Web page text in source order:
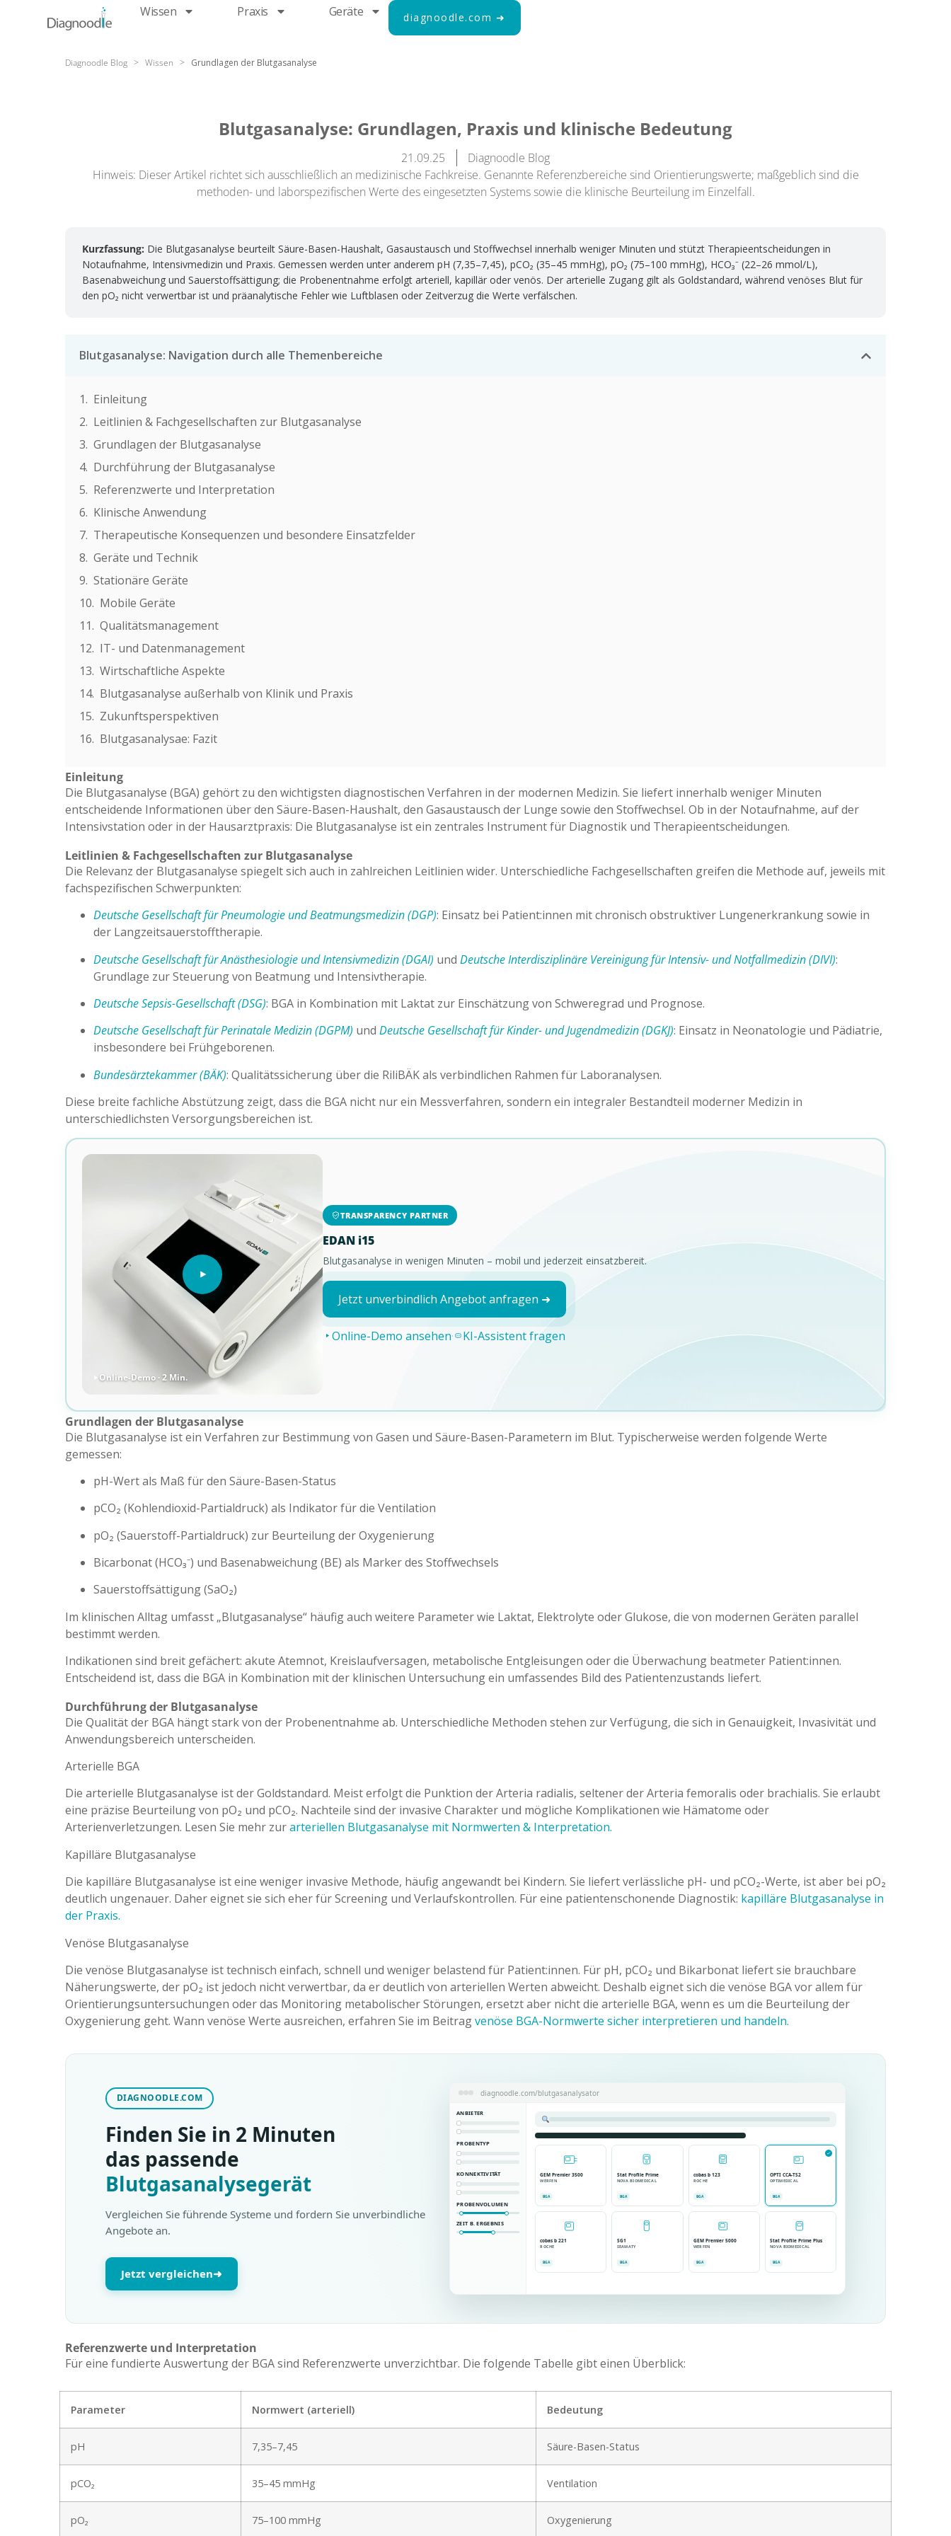
Wissen Praxis Geräte diagnoodle.com ➜
Diagnoodle Blog > Wissen > Grundlagen der Blutgasanalyse
Blutgasanalyse: Grundlagen, Praxis und klinische Bedeutung
21.09.25
Diagnoodle Blog
Hinweis: Dieser Artikel richtet sich ausschließlich an medizinische Fachkreise. Genannte Referenzbereiche sind Orientierungswerte; maßgeblich sind die
methoden- und laborspezifischen Werte des eingesetzten Systems sowie die klinische Beurteilung im Einzelfall.
Kurzfassung: Die Blutgasanalyse beurteilt Säure-Basen-Haushalt, Gasaustausch und Stoffwechsel innerhalb weniger Minuten und stützt Therapieentscheidungen in
Notaufnahme, Intensivmedizin und Praxis. Gemessen werden unter anderem pH (7,35–7,45), pCO₂ (35–45 mmHg), pO₂ (75–100 mmHg), HCO₃⁻ (22–26 mmol/L),
Basenabweichung und Sauerstoffsättigung; die Probenentnahme erfolgt arteriell, kapillär oder venös. Der arterielle Zugang gilt als Goldstandard, während venöses Blut für
den pO₂ nicht verwertbar ist und präanalytische Fehler wie Luftblasen oder Zeitverzug die Werte verfälschen.
Blutgasanalyse: Navigation durch alle Themenbereiche
Einleitung
Leitlinien & Fachgesellschaften zur Blutgasanalyse
Grundlagen der Blutgasanalyse
Durchführung der Blutgasanalyse
Referenzwerte und Interpretation
Klinische Anwendung
Therapeutische Konsequenzen und besondere Einsatzfelder
Geräte und Technik
Stationäre Geräte
Mobile Geräte
Qualitätsmanagement
IT- und Datenmanagement
Wirtschaftliche Aspekte
Blutgasanalyse außerhalb von Klinik und Praxis
Zukunftsperspektiven
Blutgasanalysae: Fazit
Einleitung
Die Blutgasanalyse (BGA) gehört zu den wichtigsten diagnostischen Verfahren in der modernen Medizin. Sie liefert innerhalb weniger Minuten
entscheidende Informationen über den Säure-Basen-Haushalt, den Gasaustausch der Lunge sowie den Stoffwechsel. Ob in der Notaufnahme, auf der
Intensivstation oder in der Hausarztpraxis: Die Blutgasanalyse ist ein zentrales Instrument für Diagnostik und Therapieentscheidungen.
Leitlinien & Fachgesellschaften zur Blutgasanalyse
Die Relevanz der Blutgasanalyse spiegelt sich auch in zahlreichen Leitlinien wider. Unterschiedliche Fachgesellschaften greifen die Methode auf, jeweils mit
fachspezifischen Schwerpunkten:
Deutsche Gesellschaft für Pneumologie und Beatmungsmedizin (DGP): Einsatz bei Patient:innen mit chronisch obstruktiver Lungenerkrankung sowie in
der Langzeitsauerstofftherapie.
Deutsche Gesellschaft für Anästhesiologie und Intensivmedizin (DGAI) und Deutsche Interdisziplinäre Vereinigung für Intensiv- und Notfallmedizin (DIVI):
Grundlage zur Steuerung von Beatmung und Intensivtherapie.
Deutsche Sepsis-Gesellschaft (DSG): BGA in Kombination mit Laktat zur Einschätzung von Schweregrad und Prognose.
Deutsche Gesellschaft für Perinatale Medizin (DGPM) und Deutsche Gesellschaft für Kinder- und Jugendmedizin (DGKJ): Einsatz in Neonatologie und Pädiatrie,
insbesondere bei Frühgeborenen.
Bundesärztekammer (BÄK): Qualitätssicherung über die RiliBÄK als verbindlichen Rahmen für Laboranalysen.
Diese breite fachliche Abstützung zeigt, dass die BGA nicht nur ein Messverfahren, sondern ein integraler Bestandteil moderner Medizin in
unterschiedlichsten Versorgungsbereichen ist.
Online-Demo · 2 Min.
TRANSPARENCY PARTNER
EDAN i15
Blutgasanalyse in wenigen Minuten – mobil und jederzeit einsatzbereit.
Jetzt unverbindlich Angebot anfragen ➜
Online-Demo ansehen· KI-Assistent fragen
Grundlagen der Blutgasanalyse
Die Blutgasanalyse ist ein Verfahren zur Bestimmung von Gasen und Säure-Basen-Parametern im Blut. Typischerweise werden folgende Werte
gemessen:
pH-Wert als Maß für den Säure-Basen-Status
pCO₂ (Kohlendioxid-Partialdruck) als Indikator für die Ventilation
pO₂ (Sauerstoff-Partialdruck) zur Beurteilung der Oxygenierung
Bicarbonat (HCO₃⁻) und Basenabweichung (BE) als Marker des Stoffwechsels
Sauerstoffsättigung (SaO₂)
Im klinischen Alltag umfasst „Blutgasanalyse“ häufig auch weitere Parameter wie Laktat, Elektrolyte oder Glukose, die von modernen Geräten parallel
bestimmt werden.
Indikationen sind breit gefächert: akute Atemnot, Kreislaufversagen, metabolische Entgleisungen oder die Überwachung beatmeter Patient:innen.
Entscheidend ist, dass die BGA in Kombination mit der klinischen Untersuchung ein umfassendes Bild des Patientenzustands liefert.
Durchführung der Blutgasanalyse
Die Qualität der BGA hängt stark von der Probenentnahme ab. Unterschiedliche Methoden stehen zur Verfügung, die sich in Genauigkeit, Invasivität und
Anwendungsbereich unterscheiden.
Arterielle BGA
Die arterielle Blutgasanalyse ist der Goldstandard. Meist erfolgt die Punktion der Arteria radialis, seltener der Arteria femoralis oder brachialis. Sie erlaubt
eine präzise Beurteilung von pO₂ und pCO₂. Nachteile sind der invasive Charakter und mögliche Komplikationen wie Hämatome oder
Arterienverletzungen. Lesen Sie mehr zurarteriellen Blutgasanalyse mit Normwerten & Interpretation.
Kapilläre Blutgasanalyse
Die kapilläre Blutgasanalyse ist eine weniger invasive Methode, häufig angewandt bei Kindern. Sie liefert verlässliche pH- und pCO₂-Werte, ist aber bei pO₂
deutlich ungenauer. Daher eignet sie sich eher für Screening und Verlaufskontrollen. Für eine patientenschonende Diagnostik: kapilläre Blutgasanalyse in
der Praxis.
Venöse Blutgasanalyse
Die venöse Blutgasanalyse ist technisch einfach, schnell und weniger belastend für Patient:innen. Für pH, pCO₂ und Bikarbonat liefert sie brauchbare
Näherungswerte, der pO₂ ist jedoch nicht verwertbar, da er deutlich von arteriellen Werten abweicht. Deshalb eignet sich die venöse BGA vor allem für
Orientierungsuntersuchungen oder das Monitoring metabolischer Störungen, ersetzt aber nicht die arterielle BGA, wenn es um die Beurteilung der
Oxygenierung geht. Wann venöse Werte ausreichen, erfahren Sie im Beitragvenöse BGA-Normwerte sicher interpretieren und handeln.
DIAGNOODLE.COM
Finden Sie in 2 Minuten
das passende
Blutgasanalysegerät
Vergleichen Sie führende Systeme und fordern Sie unverbindliche
Angebote an.
Jetzt vergleichen➜
diagnoodle.com/blutgasanalysator
ANBIETER
PROBENTYP
KONNEKTIVITÄT
PROBENVOLUMEN
ZEIT B. ERGEBNIS
GEM Premier 3500
WERFEN
BGA
Stat Profile Prime
NOVA BIOMEDICAL
BGA
cobas b 123
ROCHE
BGA
OPTI CCA-TS2
OPTIMEDICAL
BGA
cobas b 221
ROCHE
BGA
SG1
SEAMATY
BGA
GEM Premier 5000
WERFEN
BGA
Stat Profile Prime Plus
NOVA BIOMEDICAL
BGA
Referenzwerte und Interpretation
Für eine fundierte Auswertung der BGA sind Referenzwerte unverzichtbar. Die folgende Tabelle gibt einen Überblick:
Parameter Normwert (arteriell) Bedeutung
pH 7,35–7,45 Säure-Basen-Status
pCO₂ 35–45 mmHg Ventilation
pO₂ 75–100 mmHg Oxygenierung